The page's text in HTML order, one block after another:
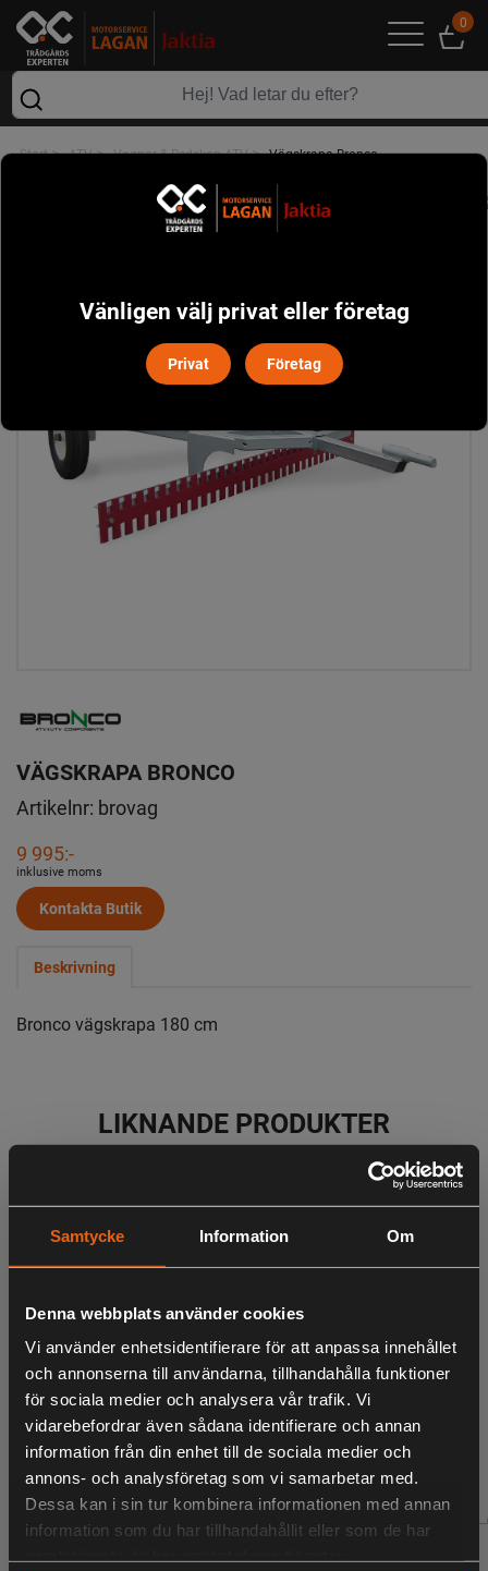
Samtycke Information Om
Denna webbplats använder cookies
Vi använder enhetsidentifierare för att anpassa innehållet
och annonserna till användarna, tillhandahålla funktioner
för sociala medier och analysera vår trafik. Vi
vidarebefordrar även sådana identifierare och annan
information från din enhet till de sociala medier och
annons- och analysföretag som vi samarbetar med.
Dessa kan i sin tur kombinera informationen med annan
information som du har tillhandahållit eller som de har
0
Start> ATV> Vagnar & Redskap ATV> Vägskrapa Bronco
VÄGSKRAPA BRONCO
Artikelnr: brovag
9 995:-
inklusive moms
Kontakta Butik
Beskrivning
Bronco vägskrapa 180 cm
LIKNANDE PRODUKTER
KÖPS OFTA TILLSAMMANS
ANDRA HAR OCKSÅ TITTAT PÅ
RELATERADE PRODUKTER
Vänligen välj privat eller företag
Privat Företag